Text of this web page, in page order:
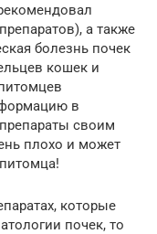
а также
болезнь почек
кошек и
в
своим
плохо и может
которые
почек, то